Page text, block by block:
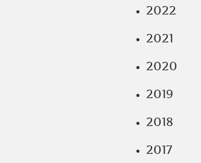
2022
2021
2020
2019
2018
2017